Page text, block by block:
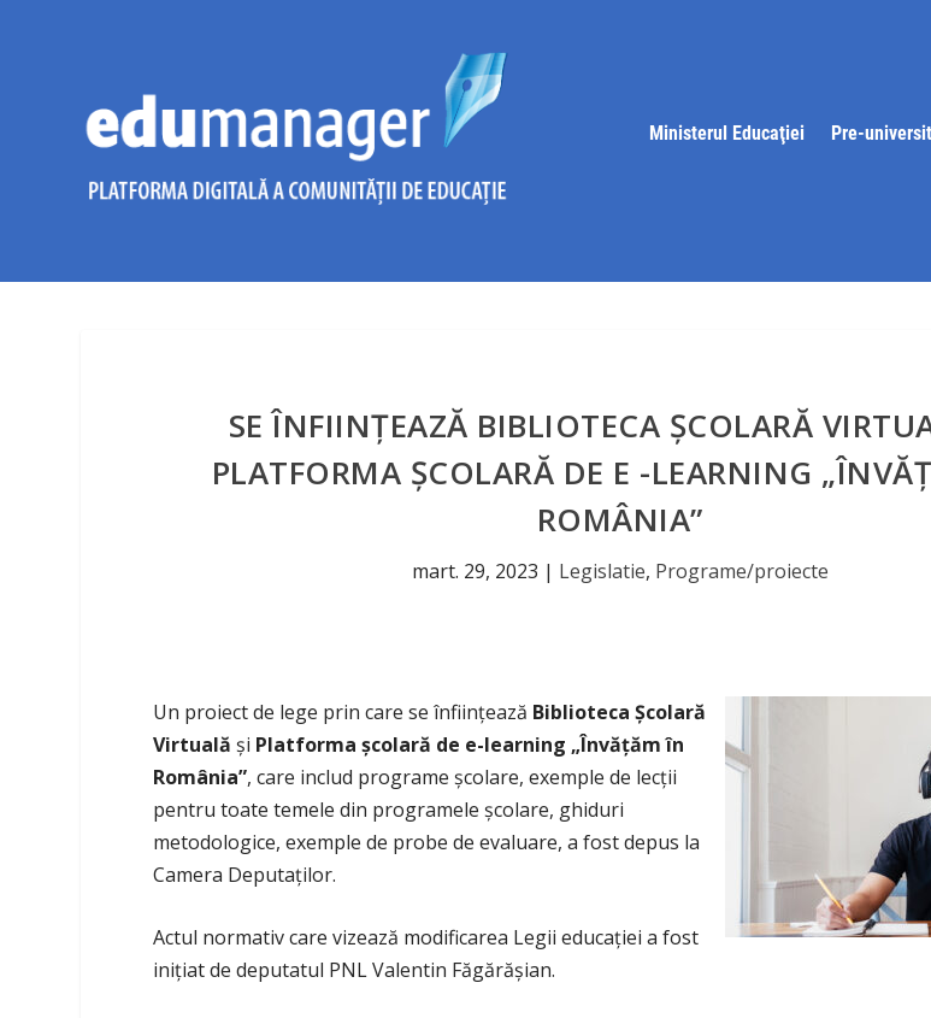
Ministerul Educaţiei Pre-
SE ÎNFIINŢEAZĂ BIBLIOTECA ŞCOLARĂ
PLATFORMA ŞCOLARĂ DE E -LEARNING
ROMÂNIA”
mart. 29, 2023 | Legislatie, Programe/proiecte
Un proiect de lege prin care se înfiinţează Biblioteca Şcolară
Virtuală şi Platforma şcolară de e-learning „Învăţăm în
România”, care includ programe şcolare, exemple de lecţii
pentru toate temele din programele şcolare, ghiduri
metodologice, exemple de probe de evaluare, a fost depus la
Camera Deputaţilor.
Actul normativ care vizează modificarea Legii educaţiei a fost
iniţiat de deputatul PNL Valentin Făgărăşian.